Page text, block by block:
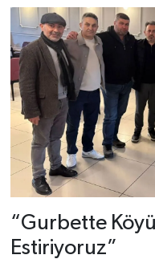
“Gurbette
Estiriyoruz”